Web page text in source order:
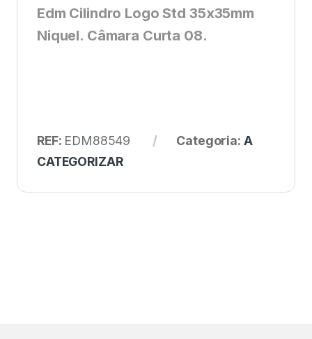
Edm Cilindro Logo Std 35x35mm
Niquel. Câmara Curta 08.
REF: EDM88549 Categoria: A
CATEGORIZAR